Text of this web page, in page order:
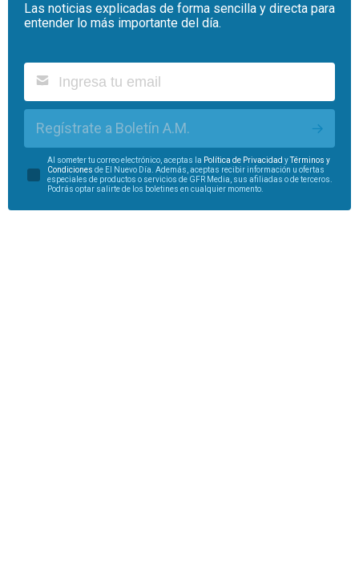
Las noticias explicadas de forma sencilla y directa para
entender lo más importante del día.
Regístrate a Boletín A.M.
Al someter tu correo electrónico, aceptas la Política de Privacidad yTérminos y
Condiciones de El Nuevo Día. Además, aceptas recibir información u ofertas
especiales de productos o servicios de GFR Media, sus afiliadas o de terceros.
Podrás optar salirte de los boletines en cualquier momento.